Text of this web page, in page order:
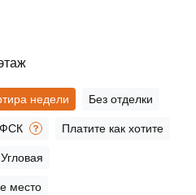
недели Без отделки
ФСК Платите как хотите
Угловая
место